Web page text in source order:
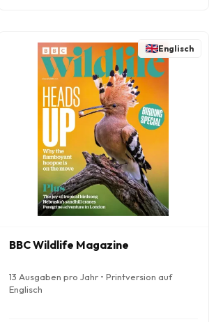
Englisch
BBC Wildlife Magazine
13 Ausgaben pro Jahr • Printversion auf
Englisch